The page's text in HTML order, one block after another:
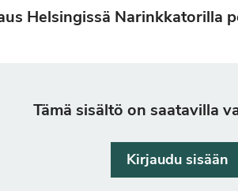
Helsingissä Narinkkatorilla
Tämä sisältö on saatavilla
Kirjaudu sisään